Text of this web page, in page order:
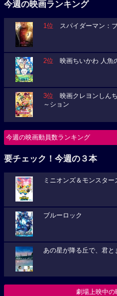
今週の映画ランキング
1位 スパイダーマン：
2位 映画ちいかわ 人魚
3位 映画クレヨンしん
～ション
今週の映画動員数ランキング
要チェック！今週の３本
ミニオンズ＆モンスター
ブルーロック
あの星が降る丘で、君と
劇場上映中の